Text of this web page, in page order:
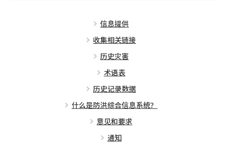
信息提供
收集相关链接
历史灾害
术语表
历史记录数据
什么是防洪综合信息系统？
意见和要求
通知